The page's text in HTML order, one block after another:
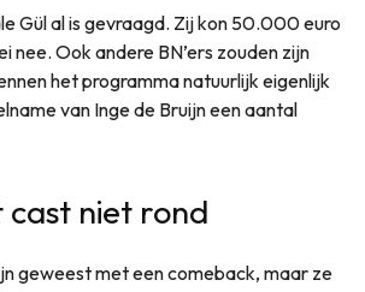
Gül al is gevraagd. Zij kon 50.000 euro
nee. Ook andere BN’ers zouden zijn
het programma natuurlijk eigenlijk
van Inge de Bruijn een aantal
niet rond
geweest met een comeback, maar ze